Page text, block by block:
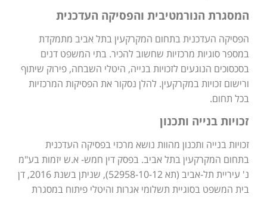
המסגרת הנורמטיבית והפסיקה העדכנית
הפסיקה העדכנית בתחום המקרקעין בתל אביב מתמקדת
במספר סוגיות מרכזיות שחשוב להכיר. בתי המשפט דנים
בסכסוכים הנוגעים לזכויות בנייה, היטלי השבחה, פירוק שיתוף
ורישום זכויות במקרקעין. להלן נסקור את הפסיקות המרכזיות
בכל תחום.
זכויות בנייה ותכנון
זכויות בנייה ותכנון מהוות נושא מרכזי בפסיקה העדכנית
בתחום המקרקעין בתל אביב. בפסק דין חמש- א.ש יזמות בע"מ
נ' עיריית תל-אביב (תא 52958-10-12), שניתן בשנת 2016, דן
בית המשפט בסוגיית תשלומי אגרות והיטלי פיתוח במסגרת